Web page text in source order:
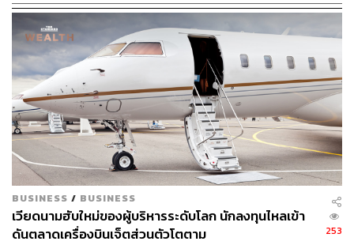
ส่วนค่าใช้จ่าย SG&A ที่ลดลง (ลดลง 1%YoY จากค่า
สาธารณูปโภคและค่าใช้จ่ายจากการจ้างแรงงานภายนอกที่
ลดลงมากกว่าค่าใช้จ่ายในการเปิดสาขาใหม่ที่สูงขึ้น) ใน
อัตราที่ช้ากว่ายอดขาย (ลดลง 3%YoY) และรายได้ค่าเช่า
และรายได้อื่นในระดับทรงตัว (รายได้ค่าเช่าและบริการ
สำหรับมอลล์ในแหล่งท่องเที่ยวที่เพิ่มขึ้น 8%YoY ถูกหักล้าง
โดยรายได้อื่นที่ลดลง 8%YoY จากการจัดกิจกรรมส่งเสริม
การขายร่วมกับคู่ค้าลดลง)
กระทบอย่างไร:
BUSINESS / BUSINESS
เวียดนามฮับใหม่ของผู้บริหารระดับโลก นักลงทุนไหลเข้า
ดันตลาดเครื่องบินเจ็ตส่วนตัวโตตาม
253